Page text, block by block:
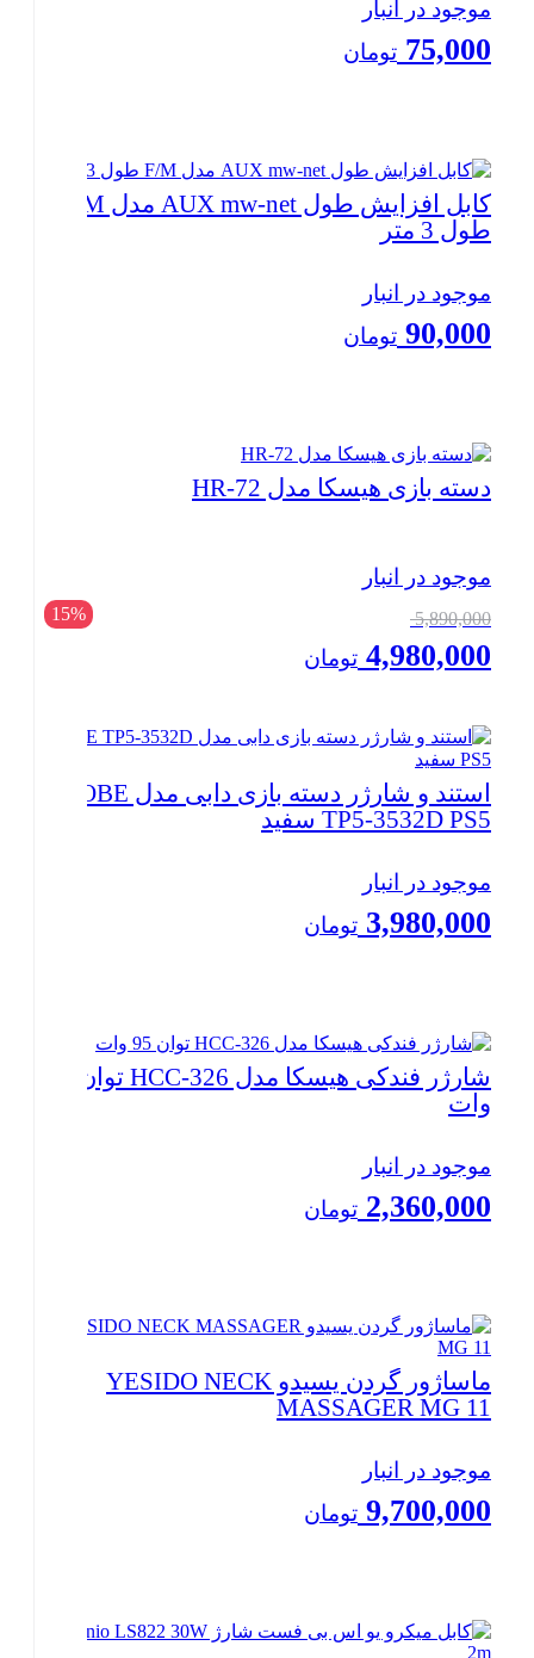
موجود در انبار
75,000 تومان
بستن
کابل افزایش طول AUX mw-net مدل F/M
طول 3 متر
موجود در انبار
90,000 تومان
بستن
دسته بازی هیسکا مدل HR-72
موجود در انبار
15% 5,890,000
اصلی:
5,890,000 تومان
4,980,000 تومان
4,980,000 تومان.
بستن
استند و شارژر دسته بازی دابی مدل DOBE
TP5-3532D PS5 سفید
موجود در انبار
3,980,000 تومان
بستن
وات
موجود در انبار
2,360,000 تومان
بستن
ماساژور گردن یسیدو YESIDO NECK
MASSAGER MG 11
موجود در انبار
9,700,000 تومان
بستن